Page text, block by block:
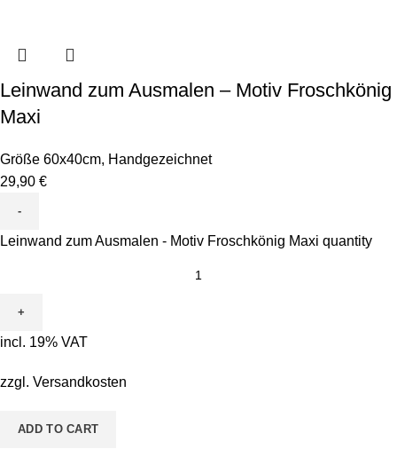
Leinwand zum Ausmalen – Motiv Froschkönig
Maxi
Größe 60x40cm, Handgezeichnet
29,90 €
Leinwand zum Ausmalen - Motiv Froschkönig Maxi quantity
incl. 19% VAT
zzgl. Versandkosten
ADD TO CART